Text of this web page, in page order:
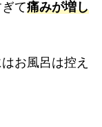
て痛みが増し
お風呂は控え